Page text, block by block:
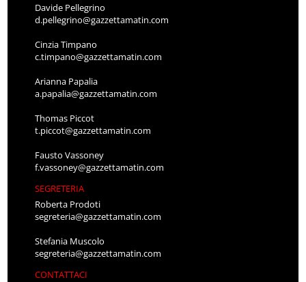
Davide Pellegrino
d.pellegrino@gazzettamatin.com
Cinzia Timpano
c.timpano@gazzettamatin.com
Arianna Papalia
a.papalia@gazzettamatin.com
Thomas Piccot
t.piccot@gazzettamatin.com
Fausto Vassoney
f.vassoney@gazzettamatin.com
SEGRETERIA
Roberta Prodoti
segreteria@gazzettamatin.com
Stefania Muscolo
segreteria@gazzettamatin.com
CONTATTACI